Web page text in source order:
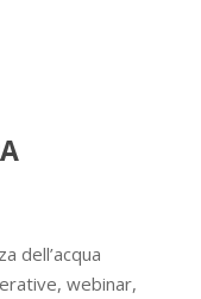
dell’acqua
webinar,